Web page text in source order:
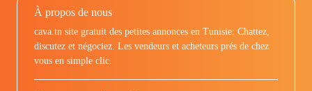
À propos de nous
cava.tn site gratuit des petites annonces en Tunisie: Chattez,
discutez et négociez. Les vendeurs et acheteurs prés de chez
vous en simple clic.